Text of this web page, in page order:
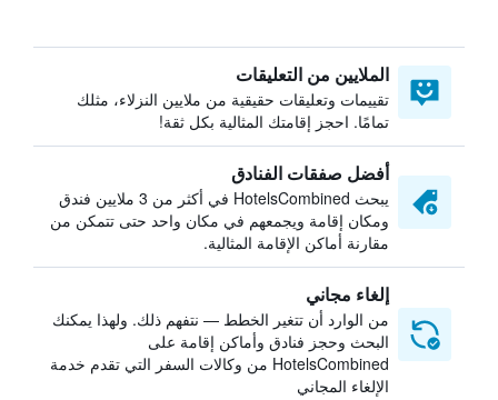
الملايين من التعليقات
تقييمات وتعليقات حقيقية من ملايين النزلاء، مثلك
تمامًا. احجز إقامتك المثالية بكل ثقة!
أفضل صفقات الفنادق
يبحث HotelsCombined في أكثر من 3 ملايين فندق
ومكان إقامة ويجمعهم في مكان واحد حتى تتمكن من
مقارنة أماكن الإقامة المثالية.
إلغاء مجاني
من الوارد أن تتغير الخطط — نتفهم ذلك. ولهذا يمكنك
البحث وحجز فنادق وأماكن إقامة على
HotelsCombined من وكالات السفر التي تقدم خدمة
الإلغاء المجاني